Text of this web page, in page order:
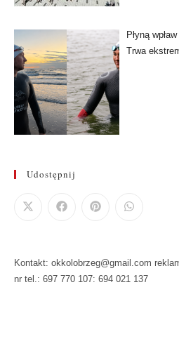
Płyną
Trwa
Udostępnij
Kontakt: okkolobrzeg@gmail.com
nr tel.: 697 770 107: 694 021 137